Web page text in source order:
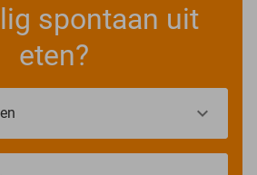
spontaan uit
eten?